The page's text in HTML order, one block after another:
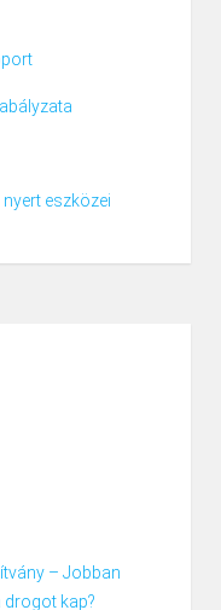
eszközei
– Jobban
drogot kap?